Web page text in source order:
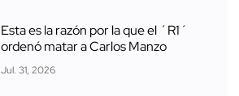
Esta es la razón por la que el ´R1´
ordenó matar a Carlos Manzo
Jul. 31, 2026